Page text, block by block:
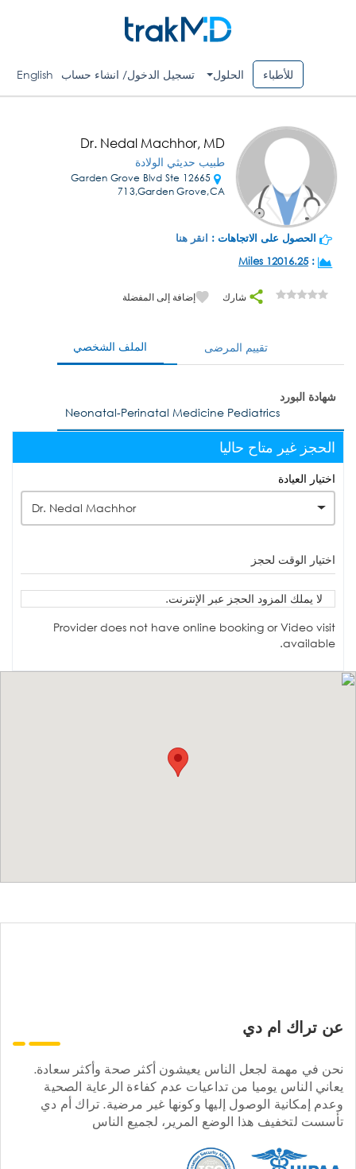
للأطباء الحلول تسجيل الدخول/ انشاء حساب English
Dr. Nedal Machhor, MD
طبيب حديثي الولادة
12665 Garden Grove Blvd Ste
713,Garden Grove,CA
الحصول على الاتجاهات : انقر هنا
:
12016.25 Miles
شارك إضافة إلى المفضلة
الملف الشخصي تقييم المرضى
شهادة البورد
Neonatal-Perinatal Medicine Pediatrics
الحجز غير متاح حاليا
اختيار العيادة
Dr. Nedal Machhor
اختيار الوقت لحجز
لا يملك المزود الحجز عبر الإنترنت.
Provider does not have online booking or Video visit
available.
عن تراك ام دي
نحن في مهمة لجعل الناس يعيشون أكثر صحة وأكثر سعادة.
يعاني الناس يوميا من تداعيات عدم كفاءة الرعاية الصحية
وعدم إمكانية الوصول إليها وكونها غير مرضية. تراك أم دي
تأسست لتخفيف هذا الوضع المرير، لجميع الناس